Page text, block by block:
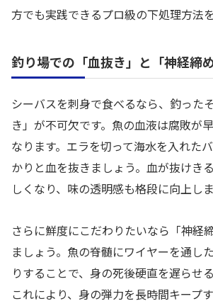
方でも実践できるプロ級の下処理方法
釣り場での「血抜き」と「神経締め
シーバスを刺身で食べるなら、釣った
き」が不可欠です。魚の血液は腐敗が
なります。エラを切って海水を入れた
かりと血を抜きましょう。血が抜けき
しくなり、味の透明感も格段に向上しま
さらに鮮度にこだわりたいなら「神経
ましょう。魚の脊髄にワイヤーを通し
りすることで、身の死後硬直を遅らせ
これにより、身の弾力を長時間キープ